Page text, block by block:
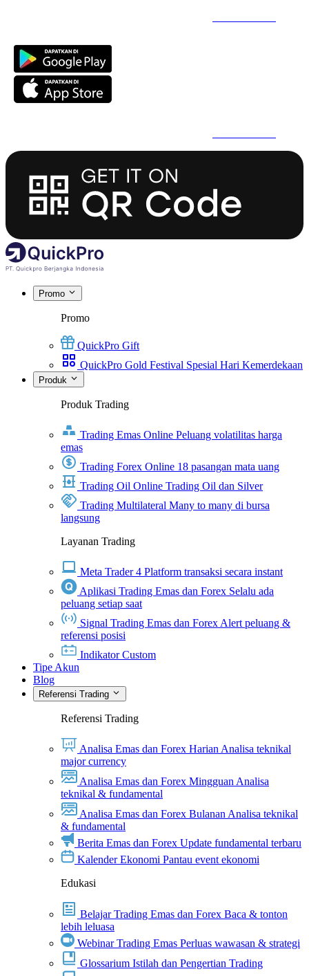
Promo
Promo
QuickPro Gift
QuickPro Gold Festival Spesial Hari Kemerdekaan
Produk
Produk Trading
Trading Emas Online Peluang volatilitas harga
emas
Trading Forex Online 18 pasangan mata uang
Trading Oil Online Trading Oil dan Silver
Trading Multilateral Many to many di bursa
langsung
Layanan Trading
Meta Trader 4 Platform transaksi secara instant
Aplikasi Trading Emas dan Forex Selalu ada
peluang setiap saat
Signal Trading Emas dan Forex Alert peluang &
referensi posisi
Indikator Custom
Tipe Akun
Blog
Referensi Trading
Referensi Trading
Analisa Emas dan Forex Harian Analisa teknikal
major currency
Analisa Emas dan Forex Mingguan Analisa
teknikal & fundamental
Analisa Emas dan Forex Bulanan Analisa teknikal
& fundamental
Berita Emas dan Forex Update fundamental terbaru
Kalender Ekonomi Pantau event ekonomi
Edukasi
Belajar Trading Emas dan Forex Baca & tonton
lebih leluasa
Webinar Trading Emas Perluas wawasan & strategi
Glossarium Istilah dan Pengertian Trading